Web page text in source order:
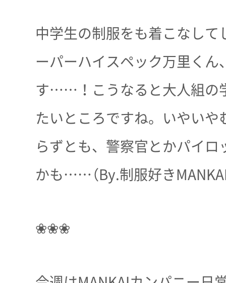
中学生の制服をも着こなして
ーパーハイスペック万里くん
す……！こうなると大人組の
たいところですね。いやいや
らずとも、警察官とかパイ
かも……（By.制服好き
❀❀❀